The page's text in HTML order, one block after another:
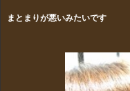
まとまりが悪いみたいです